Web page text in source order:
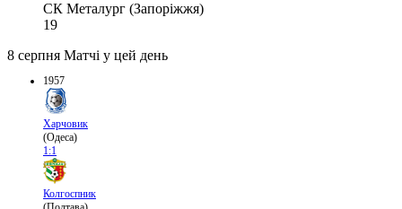
СК Металург (Запоріжжя)
19
8 серпня Матчі у цей день
1957
Харчовик
(Одеса)
1:1
Колгоспник